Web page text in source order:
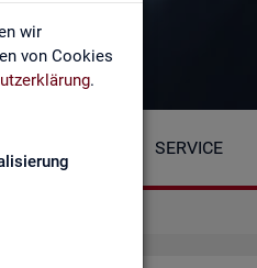
wir
von Cookies
.
SERVICE